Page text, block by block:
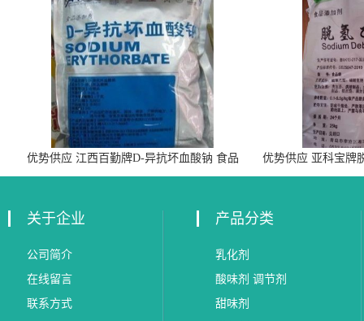
优势供应 江西百勤牌D-异抗坏血酸钠 食品
级抗氧化剂
优势供应 亚科宝牌
关于企业
公司简介
在线留言
联系方式
产品分类
乳化剂
酸味剂 调节剂
甜味剂